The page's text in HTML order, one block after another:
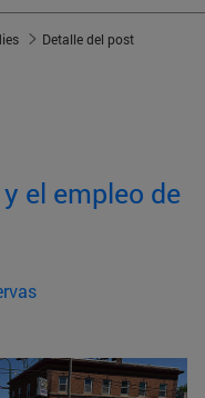
Detalle del post
el empleo de